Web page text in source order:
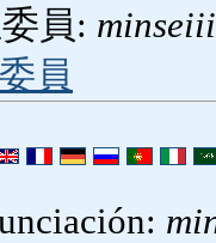
員:
委員